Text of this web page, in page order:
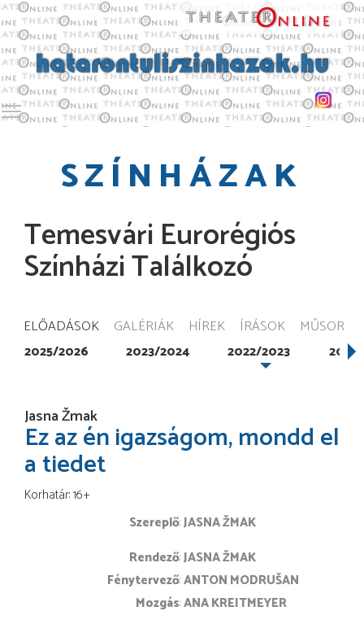
Toggle main menu visibility
SZÍNHÁZAK
Temesvári Eurorégiós
Színházi Találkozó
ELŐADÁSOK GALÉRIÁK HÍREK ÍRÁSOK MŰSOR
2025/2026 2023/2024 2022/2023
Jasna Žmak
Ez az én igazságom, mondd el
a tiedet
Korhatár: 16+
Szereplő JASNA ŽMAK
rendező JASNA ŽMAK
fénytervező ANTON MODRUŠAN
mozgás ANA KREITMEYER